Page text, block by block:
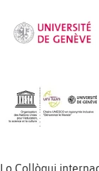
Lo Collòqui